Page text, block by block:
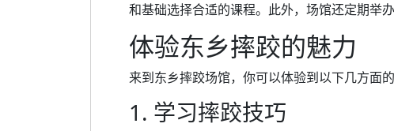
和基础选择合适的课程。此外，场馆还定期举
体验东乡摔跤的魅力
来到东乡摔跤场馆，你可以体验到以下几方面的
1. 学习摔跤技巧